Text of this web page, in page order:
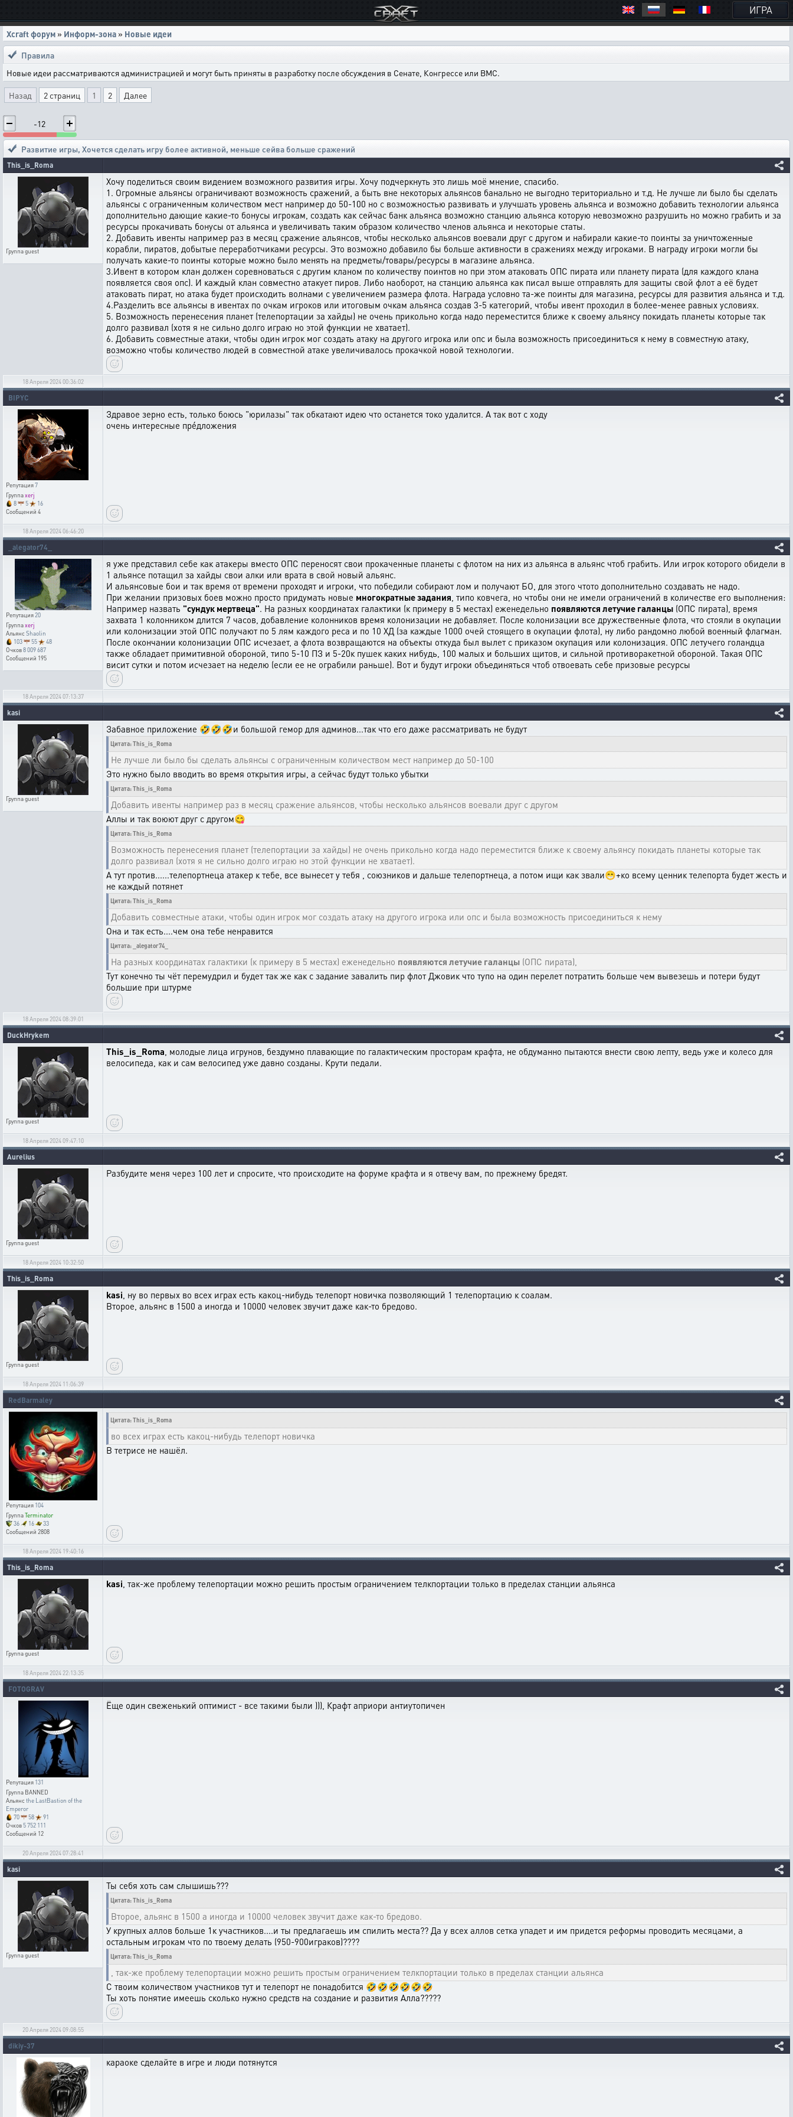
ИГРА
Xcraft форум » Информ-зона » Новые идеи
Правила
Новые идеи рассматриваются администрацией и могут быть приняты в разработку после обсуждения в Сенате, Конгрессе или ВМС.
Назад 2 страниц 1 2 Далее
-12
Развитие игры, Хочется сделать игру более активной, меньше сейва больше сражений
This_is_Roma
Группаguest
Хочу поделиться своим видением возможного развития игры. Хочу подчеркнуть это лишь моё мнение, спасибо.
1. Огромные альянсы ограничивают возможность сражений, а быть вне некоторых альянсов банально не выгодно териториально и т.д. Не лучше ли было бы сделать
альянсы с ограниченным количеством мест например до 50-100 но с возможностью развивать и улучшать уровень альянса и возможно добавить технологии альянса
дополнительно дающие какие-то бонусы игрокам, создать как сейчас банк альянса возможно станцию альянса которую невозможно разрушить но можно грабить и за
ресурсы прокачивать бонусы от альянса и увеличивать таким образом количество членов альянса и некоторые статы.
2. Добавить ивенты например раз в месяц сражение альянсов, чтобы несколько альянсов воевали друг с другом и набирали какие-то поинты за уничтоженные
корабли, пиратов, добытые переработчиками ресурсы. Это возможно добавило бы больше активности в сражениях между игроками. В награду игроки могли бы
получать какие-то поинты которые можно было менять на предметы/товары/ресурсы в магазине альянса.
3.Ивент в котором клан должен соревноваться с другим кланом по количеству поинтов но при этом атаковать ОПС пирата или планету пирата (для каждого клана
появляется своя опс). И каждый клан совместно атакует пиров. Либо наоборот, на станцию альянса как писал выше отправлять для защиты свой флот а её будет
атаковать пират, но атака будет происходить волнами с увеличением размера флота. Награда условно та-же поинты для магазина, ресурсы для развития альянса и т.д.
4.Разделить все альянсы в ивентах по очкам игроков или итоговым очкам альянса создав 3-5 категорий, чтобы ивент проходил в более-менее равных условиях.
5. Возможность перенесения планет (телепортации за хайды) не очень прикольно когда надо переместится ближе к своему альянсу покидать планеты которые так
долго развивал (хотя я не сильно долго играю но этой функции не хватает).
6. Добавить совместные атаки, чтобы один игрок мог создать атаку на другого игрока или опс и была возможность присоединиться к нему в совместную атаку,
возможно чтобы количество людей в совместной атаке увеличивалось прокачкой новой технологии.
18 Апреля 2024 00:36:02
BIPYC
Репутация7
Группаxerj
8
5
16
Сообщений 4
Здравое зерно есть, только боюсь "юрилазы" так обкатают идею что останется токо удалится. А так вот с ходу
очень интересные прéдложения
18 Апреля 2024 06:46:20
_alegator74_
Репутация20
Группаxerj
АльянсShaolin
103
55
48
Очков8 009 687
Сообщений 195
я уже представил себе как атакеры вместо ОПС переносят свои прокаченные планеты с флотом на них из альянса в альянс чтоб грабить. Или игрок которого обидели в
1 альянсе потащил за хайды свои алки или врата в свой новый альянс.
И альянсовые бои и так время от времени проходят и игроки, что победили собирают лом и получают БО, для этого чтото дополнительно создавать не надо.
При желании призовых боев можно просто придумать новые многократные задания, типо ковчега, но чтобы они не имели ограничений в количестве его выполнения:
Например назвать "сундук мертвеца". На разных координатах галактики (к примеру в 5 местах) еженедельно появляются летучие галанцы (ОПС пирата), время
захвата 1 колонником длится 7 часов, добавление колонников время колонизации не добавляет. После колонизации все дружественные флота, что стояли в окупации
или колонизации этой ОПС получают по 5 лям каждого реса и по 10 ХД (за каждые 1000 очей стоящего в окупации флота), ну либо рандомно любой военный флагман.
После окончании колонизации ОПС исчезает, а флота возвращаются на объекты откуда был вылет с приказом окупация или колонизация. ОПС летучего голандца
также обладает примитивной обороной, типо 5-10 ПЗ и 5-20к пушек каких нибудь, 100 малых и больших щитов, и сильной противоракетной обороной. Такая ОПС
висит сутки и потом исчезает на неделю (если ее не ограбили раньше). Вот и будут игроки объединяться чтоб отвоевать себе призовые ресурсы
18 Апреля 2024 07:13:37
kasi
Группаguest
Забавное приложение 🤣🤣🤣и большой гемор для админов...так что его даже рассматривать не будут
Цитата: This_is_Roma
Не лучше ли было бы сделать альянсы с ограниченным количеством мест например до 50-100
Это нужно было вводить во время открытия игры, а сейчас будут только убытки
Цитата: This_is_Roma
Добавить ивенты например раз в месяц сражение альянсов, чтобы несколько альянсов воевали друг с другом
Аллы и так воюют друг с другом😋
Цитата: This_is_Roma
Возможность перенесения планет (телепортации за хайды) не очень прикольно когда надо переместится ближе к своему альянсу покидать планеты которые так
долго развивал (хотя я не сильно долго играю но этой функции не хватает).
А тут против......телепортнеца атакер к тебе, все вынесет у тебя , союзников и дальше телепортнеца, а потом ищи как звали😁+ко всему ценник телепорта будет жесть и
не каждый потянет
Цитата: This_is_Roma
Добавить совместные атаки, чтобы один игрок мог создать атаку на другого игрока или опс и была возможность присоединиться к нему
Она и так есть....чем она тебе ненравится
Цитата: _alegator74_
На разных координатах галактики (к примеру в 5 местах) еженедельно появляются летучие галанцы (ОПС пирата),
Тут конечно ты чёт перемудрил и будет так же как с задание завалить пир флот Джовик что тупо на один перелет потратить больше чем вывезешь и потери будут
большие при штурме
18 Апреля 2024 08:39:01
DuckHrykem
Группаguest
This_is_Roma, молодые лица игрунов, бездумно плавающие по галактическим просторам крафта, не обдуманно пытаются внести свою лепту, ведь уже и колесо для
велосипеда, как и сам велосипед уже давно созданы. Крути педали.
18 Апреля 2024 09:47:10
Aurelius
Группаguest
Разбудите меня через 100 лет и спросите, что происходите на форуме крафта и я отвечу вам, по прежнему бредят.
18 Апреля 2024 10:32:50
This_is_Roma
Группаguest
kasi, ну во первых во всех играх есть какоц-нибудь телепорт новичка позволяющий 1 телепортацию к соалам.
Второе, альянс в 1500 а иногда и 10000 человек звучит даже как-то бредово.
18 Апреля 2024 11:06:39
RedBarmaley
Репутация 104
ГруппаTerminator
36
16
33
Сообщений 2808
Цитата: This_is_Roma
во всех играх есть какоц-нибудь телепорт новичка
В тетрисе не нашёл.
18 Апреля 2024 19:40:16
This_is_Roma
Группаguest
kasi, так-же проблему телепортации можно решить простым ограничением телкпортации только в пределах станции альянса
18 Апреля 2024 22:13:35
FOTOGRAV
Репутация 131
Группа BANNED
Альянсthe LastBastion of the
Emperor
70
58
91
Очков 5 752 111
Сообщений 12
Ёще один свеженький оптимист - все такими были ))), Крафт априори антиутопичен
20 Апреля 2024 07:28:41
kasi
Группаguest
Ты себя хоть сам слышишь???
Цитата: This_is_Roma
Второе, альянс в 1500 а иногда и 10000 человек звучит даже как-то бредово.
У крупных аллов больше 1к участников....и ты предлагаешь им спилить места?? Да у всех аллов сетка упадет и им придется реформы проводить месяцами, а
остальным игрокам что по твоему делать (950-900играков)????
Цитата: This_is_Roma
, так-же проблему телепортации можно решить простым ограничением телкпортации только в пределах станции альянса
С твоим количеством участников тут и телепорт не понадобится 🤣🤣🤣🤣🤣🤣
Ты хоть понятие имеешь сколько нужно средств на создание и развития Алла?????
20 Апреля 2024 09:08:55
dikiy-37
караоке сделайте в игре и люди потянутся